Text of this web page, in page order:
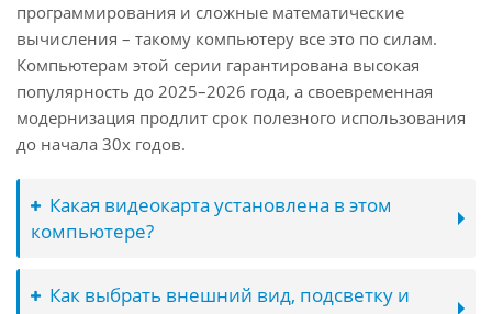
программирования и сложные математические
вычисления – такому компьютеру все это по силам.
Компьютерам этой серии гарантирована высокая
популярность до 2025–2026 года, а своевременная
модернизация продлит срок полезного использования
до начала 30х годов.
Какая видеокарта установлена в этом
компьютере?
Как выбрать внешний вид, подсветку и